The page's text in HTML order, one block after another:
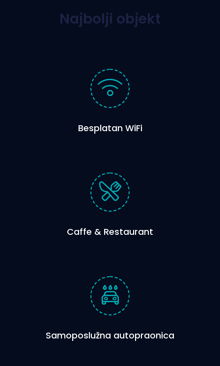
Najbolji objekt
Besplatan WiFi
Caffe & Restaurant
Samoposlužna autopraonica